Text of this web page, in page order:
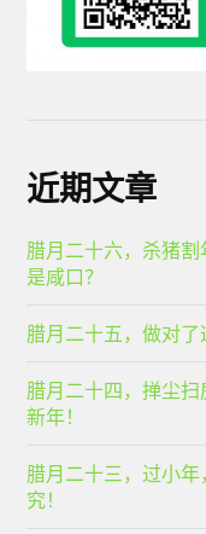
近期文章
腊月二十六，杀猪
是咸口？
腊月二十五，做对了
腊月二十四，掸尘
新年！
腊月二十三，过小
究！